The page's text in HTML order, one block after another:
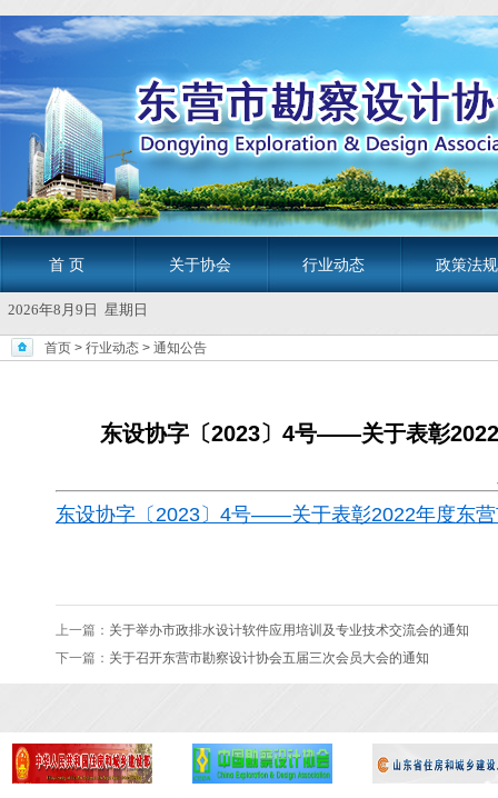
首 页 关于协会 行业动态 政策法规
2026年8月9日 星期日
首页 > 行业动态 > 通知公告
东设协字〔2023〕4号——关于表彰
东设协字〔2023〕4号——关于表彰2022年度东
上一篇： 关于举办市政排水设计软件应用培训及专业技术交流会的通知
下一篇： 关于召开东营市勘察设计协会五届三次会员大会的通知